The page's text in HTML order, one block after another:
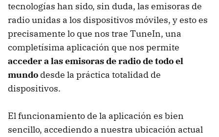
tecnologías han sido, sin duda, las emisoras de
radio unidas a los dispositivos móviles, y esto es
precisamente lo que nos trae TuneIn, una
completísima aplicación que nos permite
acceder a las emisoras de radio de todo el
mundo desde la práctica totalidad de
dispositivos.
El funcionamiento de la aplicación es bien
sencillo, accediendo a nuestra ubicación actual